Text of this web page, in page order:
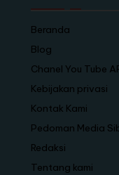
Beranda
Blog
Chanel You Tube
Kebijakan privasi
Kontak Kami
Pedoman Media
Redaksi
Tentang kami